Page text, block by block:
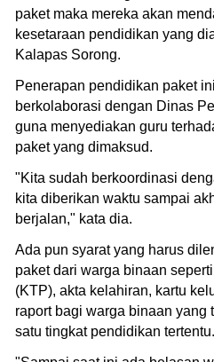
paket maka mereka akan
kesetaraan pendidikan yang
Kalapas Sorong.
Penerapan pendidikan paket
berkolaborasi dengan Dinas
guna menyediakan guru
paket yang dimaksud.
"Kita sudah berkoordinasi
kita diberikan waktu sampai
berjalan," kata dia.
Ada pun syarat yang harus
paket dari warga binaan
(KTP), akta kelahiran, kartu
raport bagi warga binaan yang
satu tingkat pendidikan tertentu.